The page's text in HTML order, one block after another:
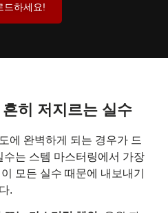
드하세요!
히 저지르는 실수
에 완벽하게 되는 경우가 드
수는 스템 마스터링에서 가장
모든 실수 때문에 내보내기
.